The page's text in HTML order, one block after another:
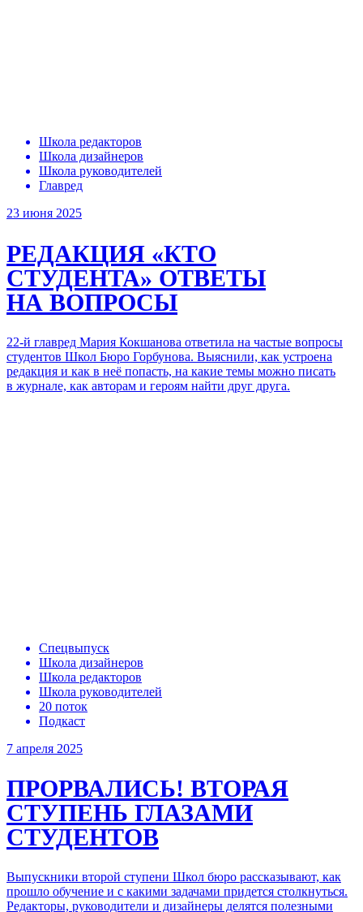
Школа редакторов
Школа дизайнеров
Школа руководителей
Главред
23 июня 2025
РЕДАКЦИЯ «КТО
СТУДЕНТА» ОТВЕТЫ
НА ВОПРОСЫ
22-й главред Мария Кокшанова ответила на частые вопросы
студентов Школ Бюро Горбунова. Выяснили, как устроена
редакция и как в неё попасть, на какие темы можно писать
в журнале, как авторам и героям найти друг друга.
Спецвыпуск
Школа дизайнеров
Школа редакторов
Школа руководителей
20 поток
Подкаст
7 апреля 2025
ПРОРВАЛИСЬ! ВТОРАЯ
СТУПЕНЬ ГЛАЗАМИ
СТУДЕНТОВ
Выпускники второй ступени Школ бюро рассказывают, как
прошло обучение и с какими задачами придется столкнуться.
Редакторы, руководители и дизайнеры делятся полезными